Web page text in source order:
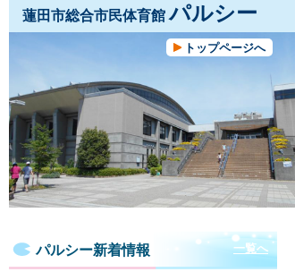
蓮田市総合市民体育館パルシー
トップページへ
パルシー新着情報 一覧へ